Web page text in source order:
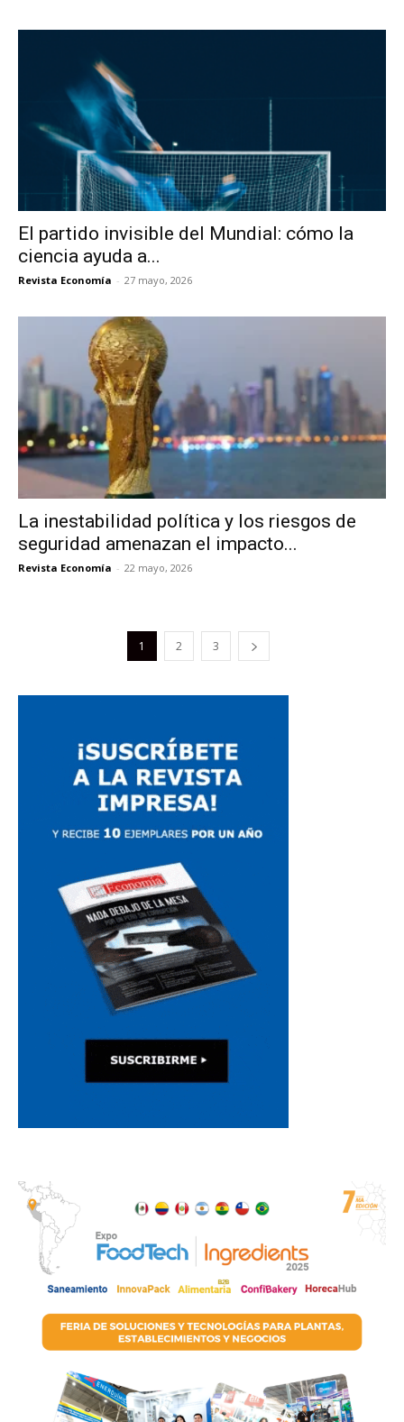
El partido invisible del Mundial: cómo la
ciencia ayuda a...
Revista Economía - 27 mayo, 2026
La inestabilidad política y los riesgos de
seguridad amenazan el impacto...
Revista Economía - 22 mayo, 2026
1 2 3